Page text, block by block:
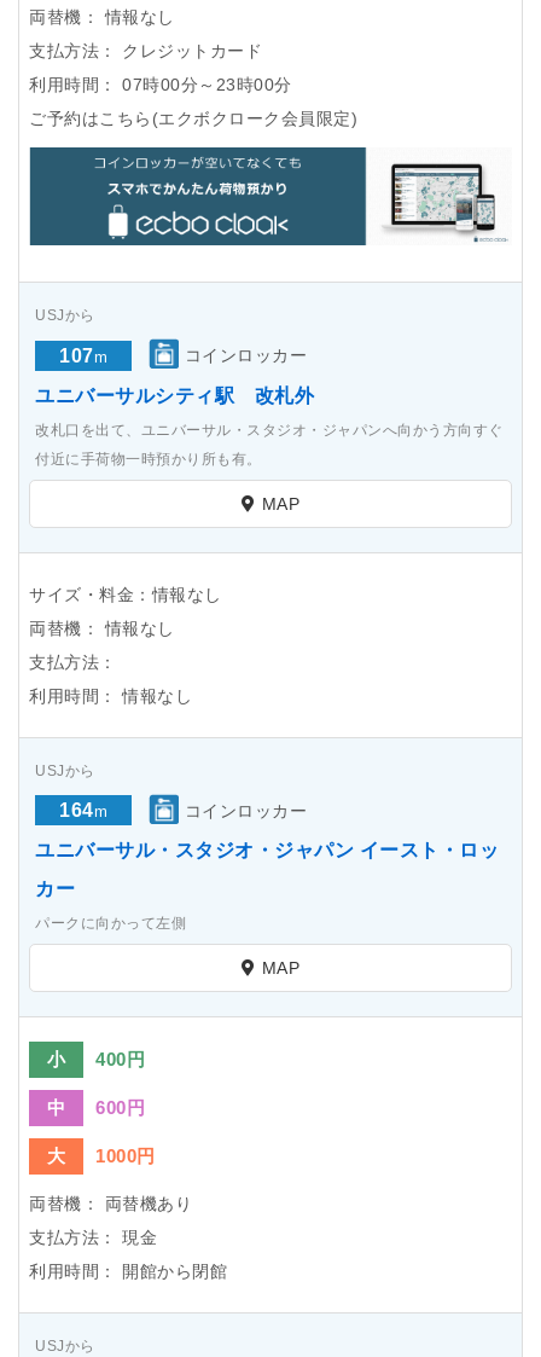
両替機：
情報なし
支払方法：
クレジットカード
利用時間：
07時00分～23時00分
ご予約はこちら(エクボクローク会員限定)
USJから
107m コインロッカー
ユニバーサルシティ駅 改札外
改札口を出て、ユニバーサル・スタジオ・ジャパンへ向かう方向すぐ
付近に手荷物一時預かり所も有。
MAP
サイズ・料金：情報なし
両替機：
情報なし
支払方法：
利用時間：
情報なし
USJから
164m コインロッカー
ユニバーサル・スタジオ・ジャパン イースト・ロッ
カー
パークに向かって左側
MAP
小 400円
中 600円
大 1000円
両替機：
両替機あり
支払方法：
現金
利用時間：
開館から閉館
USJから